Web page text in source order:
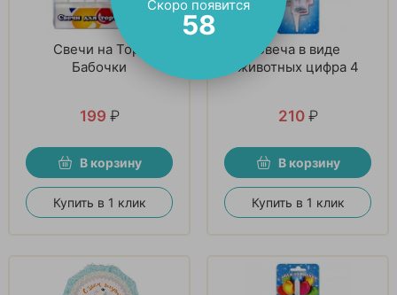
Свечи на Торт
Бабочки
199 ₽
В корзину
Купить в 1 клик
Свеча в виде
животных цифра 4
210 ₽
В корзину
Купить в 1 клик
Скоро появится
56